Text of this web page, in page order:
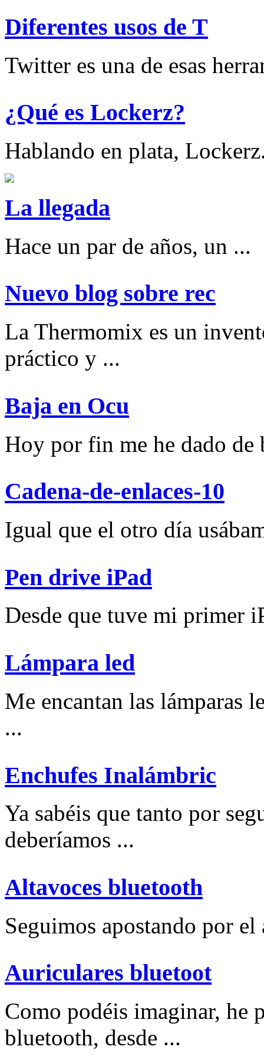
Diferentes usos de T
Twitter es una de esas
¿Qué es Lockerz?
Hablando en plata,
La llegada
Hace un par de años, un ...
Nuevo blog sobre rec
La Thermomix es un
práctico y ...
Baja en Ocu
Hoy por fin me he dado de
Cadena-de-enlaces-10
Igual que el otro día
Pen drive iPad
Desde que tuve mi primer
Lámpara led
Me encantan las lámparas
...
Enchufes Inalámbric
Ya sabéis que tanto por
deberíamos ...
Altavoces bluetooth
Seguimos apostando por
Auriculares bluetoot
Como podéis imaginar, he
bluetooth, desde ...